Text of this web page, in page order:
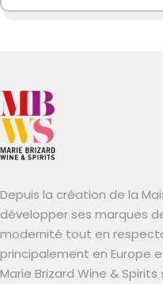
Depuis la création de la
développer ses marques
modernité tout en
principalement en Europe
Marie Brizard Wine &